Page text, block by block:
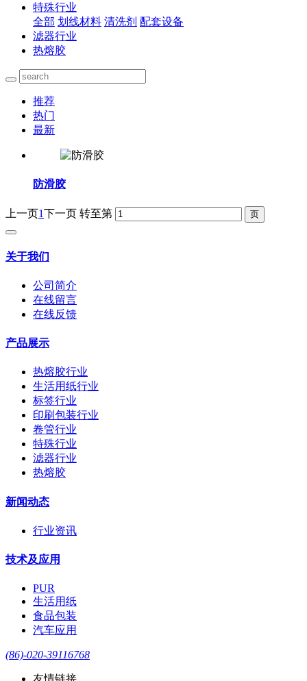
特殊行业
全部 划线材料 清洗剂 配套设备
滤器行业
热熔胶
推荐
热门
最新
防滑胶
上一页1下一页 转至第
关于我们
公司简介
在线留言
在线反馈
产品展示
热熔胶行业
生活用纸行业
标签行业
印刷包装行业
卷管行业
特殊行业
滤器行业
热熔胶
新闻动态
行业资讯
技术及应用
PUR
生活用纸
食品包装
汽车应用
(86)-020-39116768
友情链接